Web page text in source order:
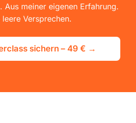
Aus meiner eigenen Erfahrung.
leere Versprechen.
sichern – 49 € →